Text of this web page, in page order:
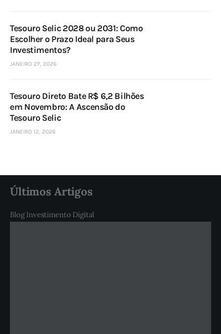
Tesouro Selic 2028 ou 2031: Como
Escolher o Prazo Ideal para Seus
Investimentos?
JANEIRO 27, 2026
Tesouro Direto Bate R$ 6,2 Bilhões
em Novembro: A Ascensão do
Tesouro Selic
JANEIRO 12, 2026
Últimos Artigos
Blog Investimento Digital